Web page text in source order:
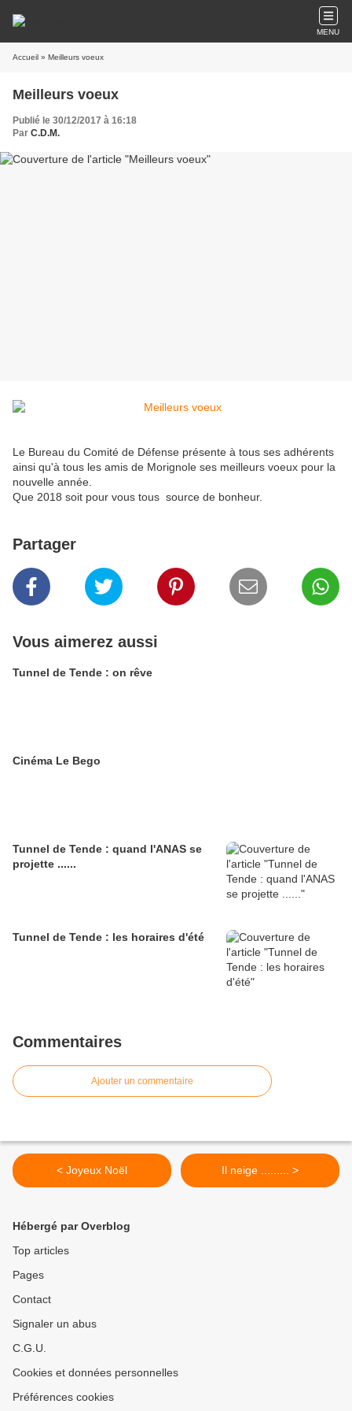
MENU
Accueil » Meilleurs voeux
Meilleurs voeux
Publié le 30/12/2017 à 16:18
Par C.D.M.
Le Bureau du Comité de Défense présente à tous ses adhérents
ainsi qu'à tous les amis de Morignole ses meilleurs voeux pour la
nouvelle année.
Que 2018 soit pour vous tous source de bonheur.
Partager
Vous aimerez aussi
Tunnel de Tende : on rêve
Cinéma Le Bego
Tunnel de Tende : quand l'ANAS se
projette ......
Tunnel de Tende : les horaires d'été
Commentaires
Ajouter un commentaire
< Joyeux Noël Il neige ......... >
Hébergé par Overblog
Top articles
Pages
Contact
Signaler un abus
C.G.U.
Cookies et données personnelles
Préférences cookies